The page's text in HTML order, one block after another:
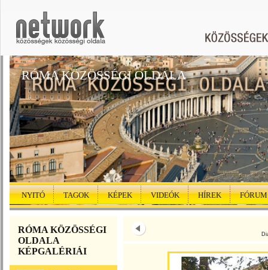
RÓMA KÖZÖSSÉGI OLDALA
NYITÓ TAGOK KÉPEK VIDEÓK HÍREK FÓRUM
RÓMA KÖZÖSSÉGI
OLDALA
KÉPGALÉRIÁI